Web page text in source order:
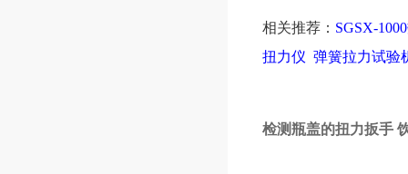
相关推荐： SGSX-
扭力仪 弹簧拉力试验
检测瓶盖的扭力扳手